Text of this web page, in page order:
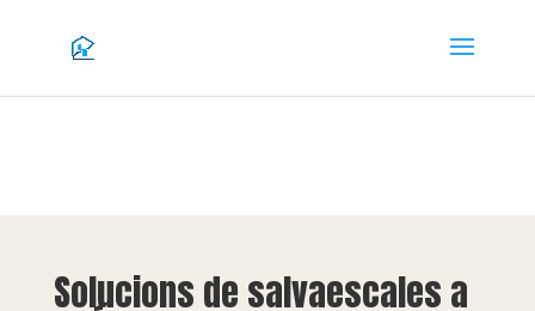
Solucions de salvaescales a